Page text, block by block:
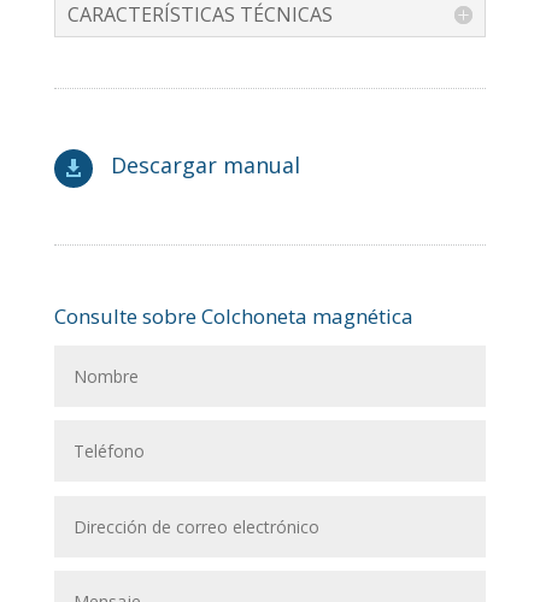
CARACTERÍSTICAS TÉCNICAS
 Descargar manual
Consulte sobre Colchoneta magnética